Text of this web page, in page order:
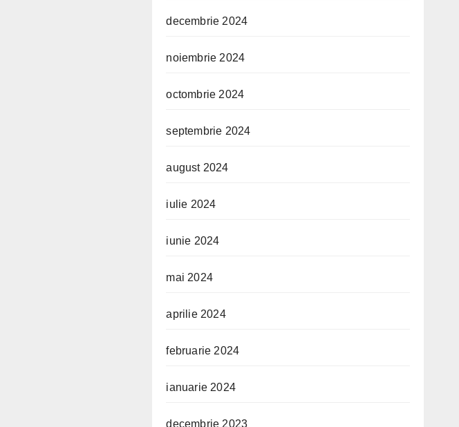
decembrie 2024
noiembrie 2024
octombrie 2024
septembrie 2024
august 2024
iulie 2024
iunie 2024
mai 2024
aprilie 2024
februarie 2024
ianuarie 2024
decembrie 2023